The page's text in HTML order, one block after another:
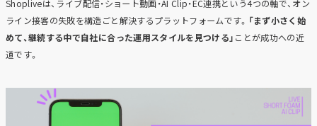
Shopliveは、ライブ配信・ショート動画・AI Clip・EC連携という4つの軸で、オン
ライン接客の失敗を構造ごと解決するプラットフォームです。 「まず小さく始
めて、継続する中で自社に合った運用スタイルを見つける」 ことが成功への近
道です。